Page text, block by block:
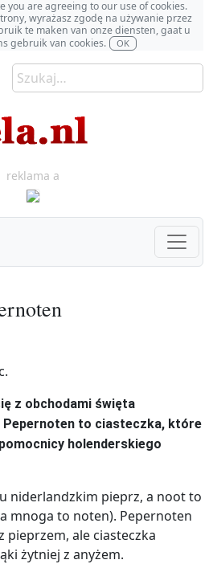
you are agreeing to our use of cookies.
wyrażasz zgodę na używanie przez
te maken van onze diensten, gaat u
gebruik van cookies.
OK
reklama a
z obchodami święta
Pepernoten to ciasteczka, które
holenderskiego
niderlandzkim pieprz, a noot to
mnoga to noten). Pepernoten
pieprzem, ale ciasteczka
żytniej z anyżem.